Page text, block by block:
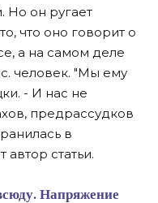
Но он ругает
что оно говорит о
а на самом деле
человек. "Мы ему
- И нас не
предрассудков
в
автор статьи.